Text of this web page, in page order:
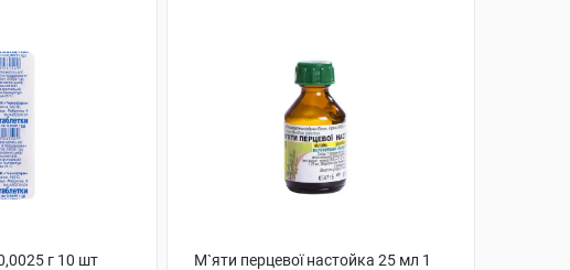
г 10 шт
М`яти перцевої настойка 25 мл 1